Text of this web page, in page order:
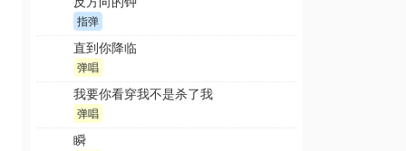
指弹
直到你降临
弹唱
我要你看穿我不是杀了我
弹唱
瞬